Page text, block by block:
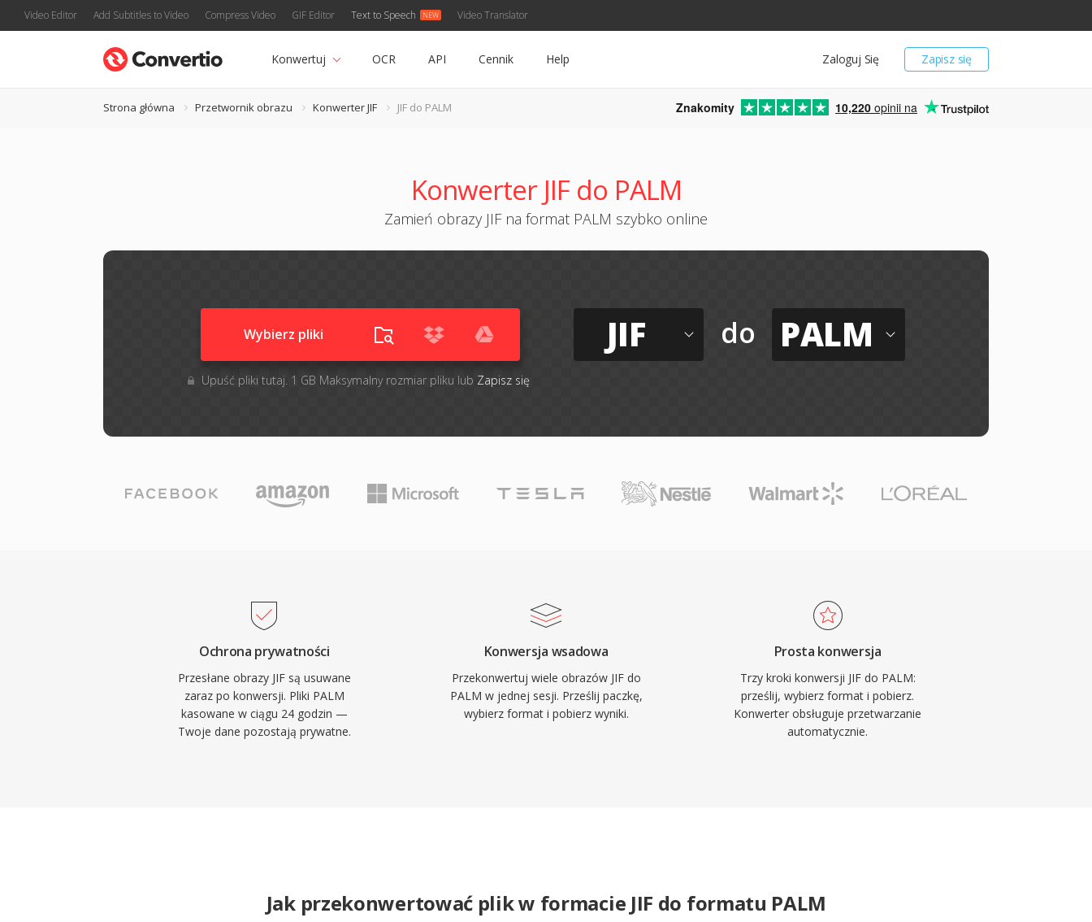
Video Editor Add Subtitles to Video Compress Video GIF Editor Text to Speech Video Translator
Zapisz się
Zaloguj Się
Konwertuj OCR API Cennik Help
Strona główna Przetwornik obrazu Konwerter JIF JIF do PALM Znakomity 10,220 opinii na
Konwerter JIF do PALM
Zamień obrazy JIF na format PALM szybko online
Wybierz pliki
Upuść pliki tutaj. 1 GB Maksymalny rozmiar pliku lub Zapisz się
JIF do PALM
Ochrona prywatności
Przesłane obrazy JIF są usuwane
zaraz po konwersji. Pliki PALM
kasowane w ciągu 24 godzin —
Twoje dane pozostają prywatne.
Konwersja wsadowa
Przekonwertuj wiele obrazów JIF do
PALM w jednej sesji. Prześlij paczkę,
wybierz format i pobierz wyniki.
Prosta konwersja
Trzy kroki konwersji JIF do PALM:
prześlij, wybierz format i pobierz.
Konwerter obsługuje przetwarzanie
automatycznie.
Jak przekonwertować plik w formacie JIF do formatu PALM